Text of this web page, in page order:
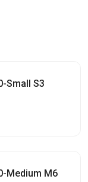
Small S3
Medium M6